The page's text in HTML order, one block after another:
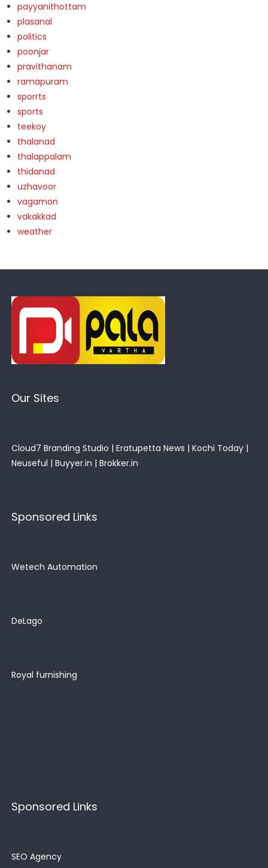
payyanithottam
plasanal
politics
poonjar
pravithanam
ramapuram
sporrts
sports
teekoy
thalanad
thalappalam
thidanad
uzhavoor
vagamon
vakakkad
weather
Our Sites
Cloud7 Branding Studio | Eratupetta News | Kochi Today |
Neuseful | Buyyer.in | Brokker.in
Sponsored Links
Wetech Automation
DeLago
Royal furnishing
Sponsored Links
SEO Agency